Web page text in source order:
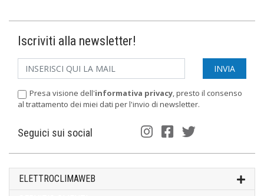
Iscriviti alla newsletter!
Presa visione dell'informativa privacy, presto il consenso
al trattamento dei miei dati per l'invio di newsletter.
Seguici sui social
ELETTROCLIMAWEB